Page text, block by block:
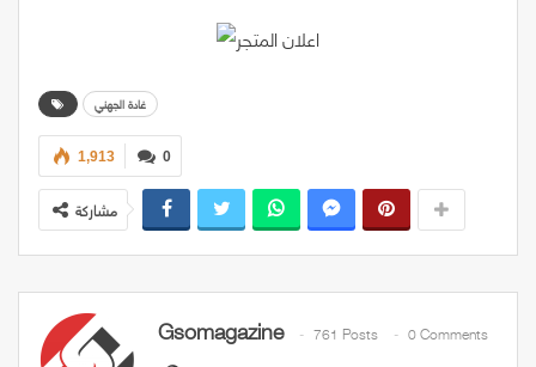
غادة الجهني
0
1,913
مشاركة
Gsomagazine 761 Posts 0 Comments